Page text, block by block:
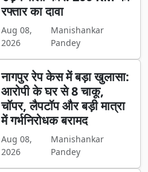
रफ्तार का दावा
Aug 08,
2026
Manishankar
Pandey
नागपुर रेप केस में बड़ा खुलासा:
आरोपी के घर से 8 चाकू,
चॉपर, लैपटॉप और बड़ी मात्रा
में गर्भनिरोधक बरामद
Aug 08,
2026
Manishankar
Pandey